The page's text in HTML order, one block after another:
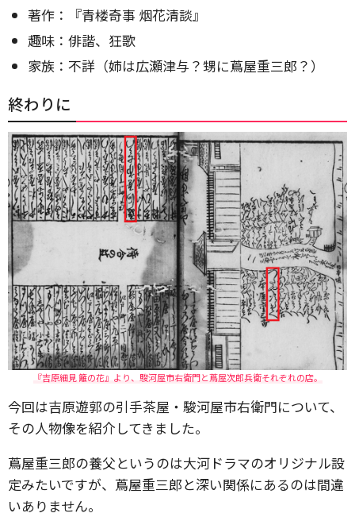
著作：『青楼奇事 烟花清談』
趣味：俳諧、狂歌
家族：不詳（姉は広瀬津与？甥に蔦屋重三郎？）
終わりに
『吉原細見 籬の花』より、駿河屋市右衛門と蔦屋次郎兵衛それぞれの店。
今回は吉原遊郭の引手茶屋・駿河屋市右衛門について、
その人物像を紹介してきました。
蔦屋重三郎の養父というのは大河ドラマのオリジナル設
定みたいですが、蔦屋重三郎と深い関係にあるのは間違
いありません。